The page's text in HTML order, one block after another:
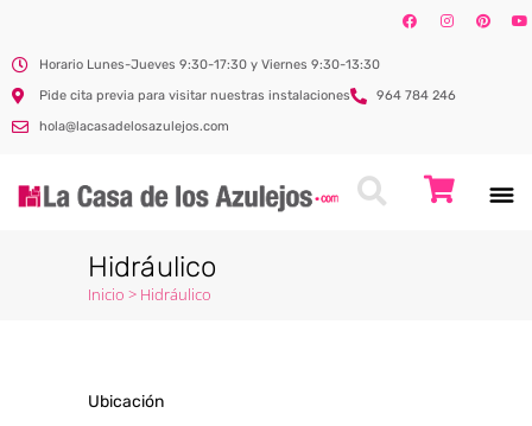
Horario Lunes-Jueves 9:30-17:30 y Viernes 9:30-13:30
Pide cita previa para visitar nuestras instalaciones
964 784 246
hola@lacasadelosazulejos.com
Hidráulico
Inicio > Hidráulico
Ubicación